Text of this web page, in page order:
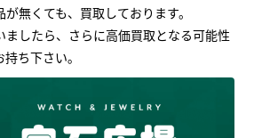
無くても、買取しております。
ましたら、さらに高価買取となる可能性
ち下さい｡